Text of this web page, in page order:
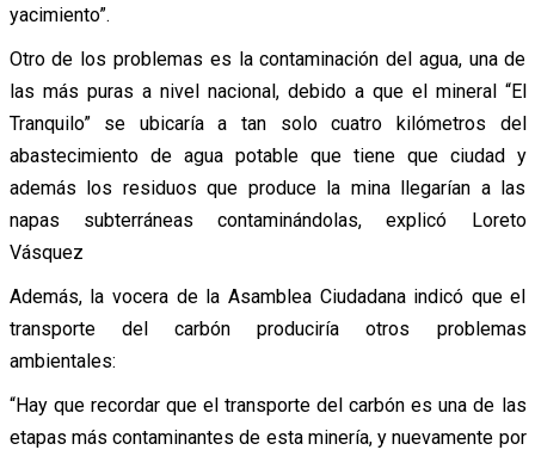
yacimiento”.
Otro de los problemas es la contaminación del agua, una de
las más puras a nivel nacional, debido a que el mineral “El
Tranquilo” se ubicaría a tan solo cuatro kilómetros del
abastecimiento de agua potable que tiene que ciudad y
además los residuos que produce la mina llegarían a las
napas subterráneas contaminándolas, explicó Loreto
Vásquez
Además, la vocera de la Asamblea Ciudadana indicó que el
transporte del carbón produciría otros problemas
ambientales:
“Hay que recordar que el transporte del carbón es una de las
etapas más contaminantes de esta minería, y nuevamente por